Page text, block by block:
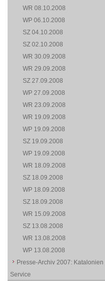
WR 08.10.2008
WP 06.10.2008
SZ 04.10.2008
SZ 02.10.2008
WR 30.09.2008
WR 29.09.2008
SZ 27.09.2008
WP 27.09.2008
WR 23.09.2008
WR 19.09.2008
WP 19.09.2008
SZ 19.09.2008
WP 19.09.2008
WR 18.09.2008
SZ 18.09.2008
WP 18.09.2008
SZ 18.09.2008
WR 15.09.2008
SZ 13.08.2008
WR 13.08.2008
WP 13.08.2008
Presse-Archiv 2007: Katalonien
Service